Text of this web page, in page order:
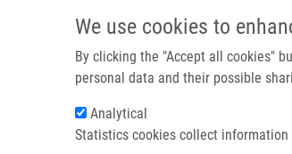
We use cookies to
By clicking the "Accept all cookies"
personal data and their possible
Analytical
Statistics cookies collect
Header image